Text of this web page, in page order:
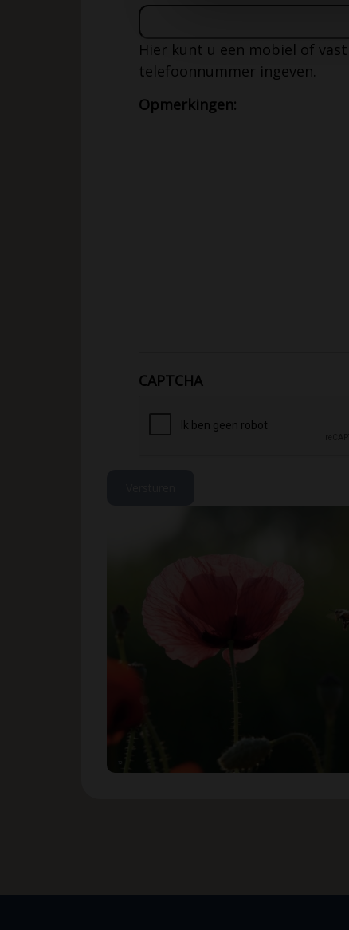
Hier kunt u een mobiel of vast
telefoonnummer ingeven.
Opmerkingen:
CAPTCHA